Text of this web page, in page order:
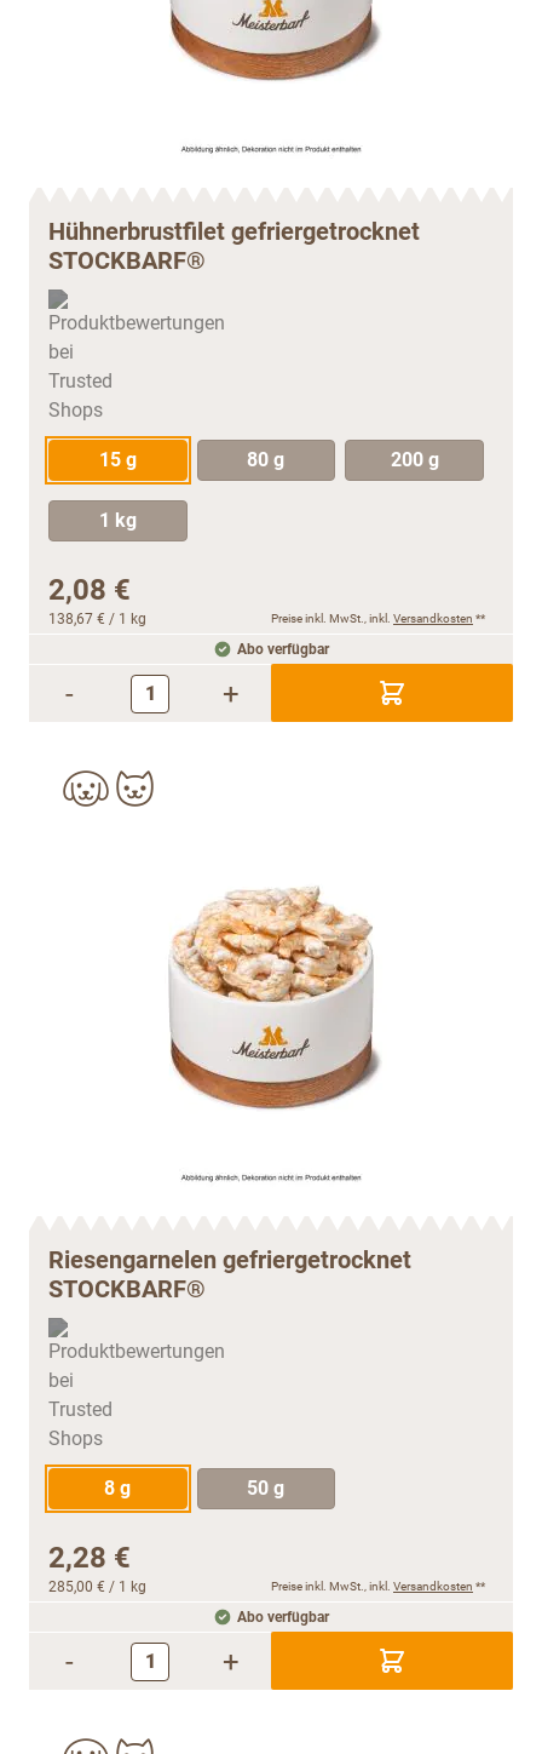
Hühnerbrustfilet gefriergetrocknet
STOCKBARF®
15 g 80 g 200 g
1 kg
2,08 €
138,67 € / 1 kg Preise inkl. MwSt., inkl. Versandkosten **
Abo verfügbar
- +
Riesengarnelen gefriergetrocknet
STOCKBARF®
8 g 50 g
2,28 €
285,00 € / 1 kg Preise inkl. MwSt., inkl. Versandkosten **
Abo verfügbar
- +